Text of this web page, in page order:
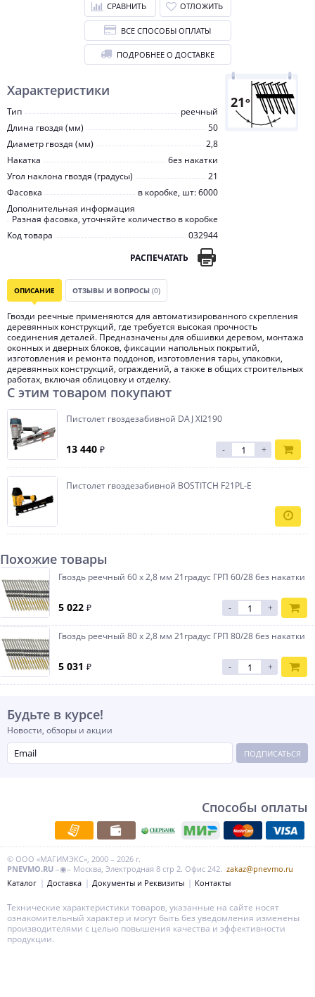
Характеристики
Тип
реечный
Длина гвоздя (мм)
50
Диаметр гвоздя (мм)
2,8
Накатка
без накатки
Угол наклона гвоздя (градусы)
21
Фасовка
в коробке, шт: 6000
Дополнительная информация
Разная фасовка, уточняйте количество в коробке
Код товара
032944
РАСПЕЧАТАТЬ
СРАВНИТЬ ОТЛОЖИТЬ
ВСЕ СПОСОБЫ ОПЛАТЫ
ПОДРОБНЕЕ О ДОСТАВКЕ
ОПИСАНИЕ ОТЗЫВЫ И ВОПРОСЫ (0)
Гвозди реечные применяются для автоматизированного скрепления
деревянных конструкций, где требуется высокая прочность
соединения деталей. Предназначены для обшивки деревом, монтажа
оконных и дверных блоков, фиксации напольных покрытий,
изготовления и ремонта поддонов, изготовления тары, упаковки,
деревянных конструкций, ограждений, а также в общих строительных
работах, включая облицовку и отделку.
С этим товаром покупают
Пистолет гвоздезабивной DAJ XI2190
13 440 ₽ - +
Пистолет гвоздезабивной BOSTITCH F21PL-E
Похожие товары
Гвоздь реечный 60 х 2,8 мм 21градус ГРП 60/28 без накатки
5 022 ₽ - +
Гвоздь реечный 80 х 2,8 мм 21градус ГРП 80/28 без накатки
5 031 ₽ - +
Будьте в курсе!
Новости, обзоры и акции
ПОДПИСАТЬСЯ
Способы оплаты
© ООО «МАГИМЭКС», 2000 – 2026 г.
PNEVMO.RU –◉– Москва, Электродная 8 стр 2. Офис 242. zakaz@pnevmo.ru
Каталог
Доставка Документы и Реквизиты Контакты
Технические характеристики товаров, указанные на сайте носят
ознакомительный характер и могут быть без уведомления изменены
производителями с целью повышения качества и эффективности
продукции.